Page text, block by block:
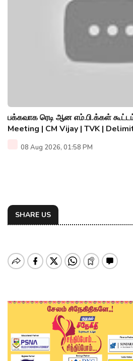
பக்கவாக ரெடி ஆன எம்.பி.க்கள்
Meeting | CM Vijay | TVK |
08 Aug 2026, 01:58 PM
SHARE US